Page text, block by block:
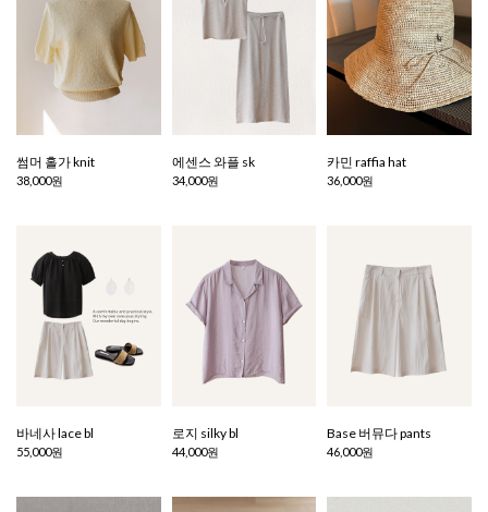
썸머 홀가 knit
38,000원
에센스 와플 sk
34,000원
카민 raffia hat
36,000원
바네사 lace bl
55,000원
로지 silky bl
44,000원
Base 버뮤다 pants
46,000원